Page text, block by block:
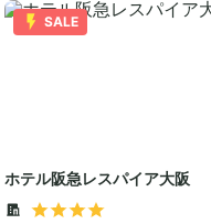
SALE
ホテル阪急レスパイア大阪